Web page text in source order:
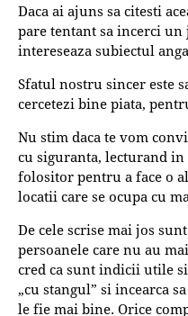
Daca ai ajuns sa citesti
pare tentant sa incerci
intereseaza subiectul
Sfatul nostru sincer este
cercetezi bine piata,
Nu stim daca te vom
cu siguranta, lecturand
folositor pentru a face o
locatii care se ocupa cu
De cele scrise mai jos
persoanele care nu au
cred ca sunt indicii utile
„cu stangul” si incearca
le fie mai bine. Orice